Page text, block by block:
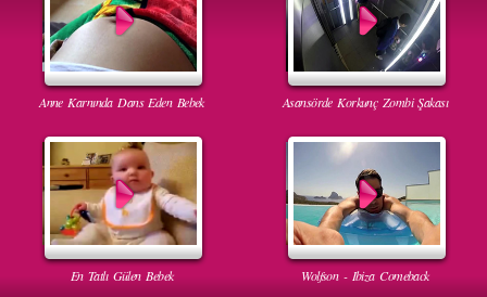
Anne Karnında Dans Eden Bebek Asansörde Korkunç Zombi Şakası
En Tatlı Gülen Bebek Wolfson - Ibiza Comeback